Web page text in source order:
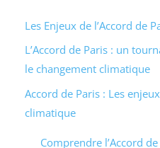
Les Enjeux de l’Accord de
L’Accord de Paris : un
le changement climatique
Accord de Paris : Les
climatique
Comprendre l’Accord